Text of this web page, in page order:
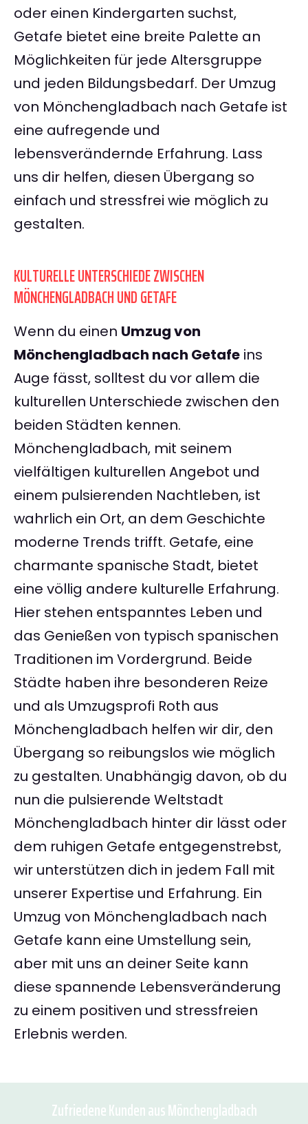
oder einen Kindergarten suchst,
Getafe bietet eine breite Palette an
Möglichkeiten für jede Altersgruppe
und jeden Bildungsbedarf. Der Umzug
von Mönchengladbach nach Getafe ist
eine aufregende und
lebensverändernde Erfahrung. Lass
uns dir helfen, diesen Übergang so
einfach und stressfrei wie möglich zu
gestalten.
KULTURELLE UNTERSCHIEDE ZWISCHEN
MÖNCHENGLADBACH UND GETAFE
Wenn du einen Umzug von
Mönchengladbach nach Getafe ins
Auge fässt, solltest du vor allem die
kulturellen Unterschiede zwischen den
beiden Städten kennen.
Mönchengladbach, mit seinem
vielfältigen kulturellen Angebot und
einem pulsierenden Nachtleben, ist
wahrlich ein Ort, an dem Geschichte
moderne Trends trifft. Getafe, eine
charmante spanische Stadt, bietet
eine völlig andere kulturelle Erfahrung.
Hier stehen entspanntes Leben und
das Genießen von typisch spanischen
Traditionen im Vordergrund. Beide
Städte haben ihre besonderen Reize
und als Umzugsprofi Roth aus
Mönchengladbach helfen wir dir, den
Übergang so reibungslos wie möglich
zu gestalten. Unabhängig davon, ob du
nun die pulsierende Weltstadt
Mönchengladbach hinter dir lässt oder
dem ruhigen Getafe entgegenstrebst,
wir unterstützen dich in jedem Fall mit
unserer Expertise und Erfahrung. Ein
Umzug von Mönchengladbach nach
Getafe kann eine Umstellung sein,
aber mit uns an deiner Seite kann
diese spannende Lebensveränderung
zu einem positiven und stressfreien
Erlebnis werden.
Zufriedene Kunden aus Mönchengladbach